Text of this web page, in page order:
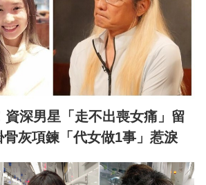
資深男星「走不出喪女痛」留
灰項鍊「代女做1事」惹淚